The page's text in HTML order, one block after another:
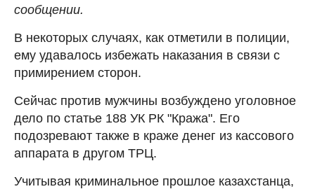
сообщении.
В некоторых случаях, как отметили в полиции,
ему удавалось избежать наказания в связи с
примирением сторон.
Сейчас против мужчины возбуждено уголовное
дело по статье 188 УК РК "Кража". Его
подозревают также в краже денег из кассового
аппарата в другом ТРЦ.
Учитывая криминальное прошлое казахстанца,